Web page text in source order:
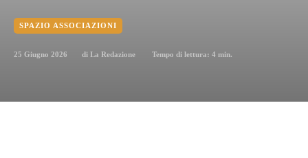
SPAZIO ASSOCIAZIONI
25 Giugno 2026 di La Redazione Tempo di lettura: 4 min.